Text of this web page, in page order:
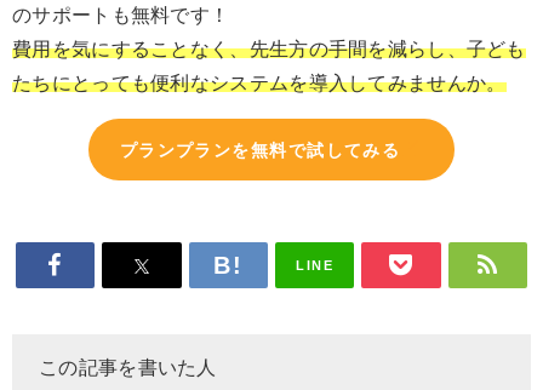
のサポートも無料です！
費用を気にすることなく、先生方の手間を減らし、子ども
たちにとっても便利なシステムを導入してみませんか。
プランプランを無料で試してみる
LINE
この記事を書いた人